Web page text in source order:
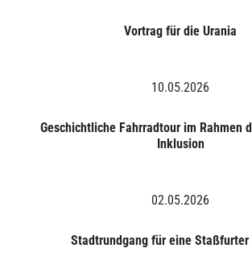
Vortrag für die Urania
10.05.2026
Geschichtliche Fahrradtour im Rahmen
Inklusion
02.05.2026
Stadtrundgang für eine Staßfurter